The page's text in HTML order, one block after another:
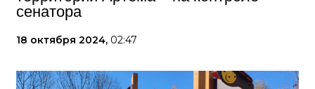
сенатора
18 октября 2024, 02:47